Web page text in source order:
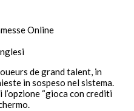
Online
de grand talent, in
in sospeso nel sistema.
“gioca con crediti